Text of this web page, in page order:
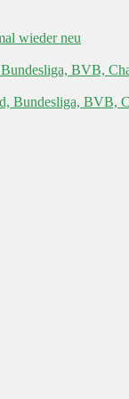
wieder neu
BVB,
Bundesliga, BVB,